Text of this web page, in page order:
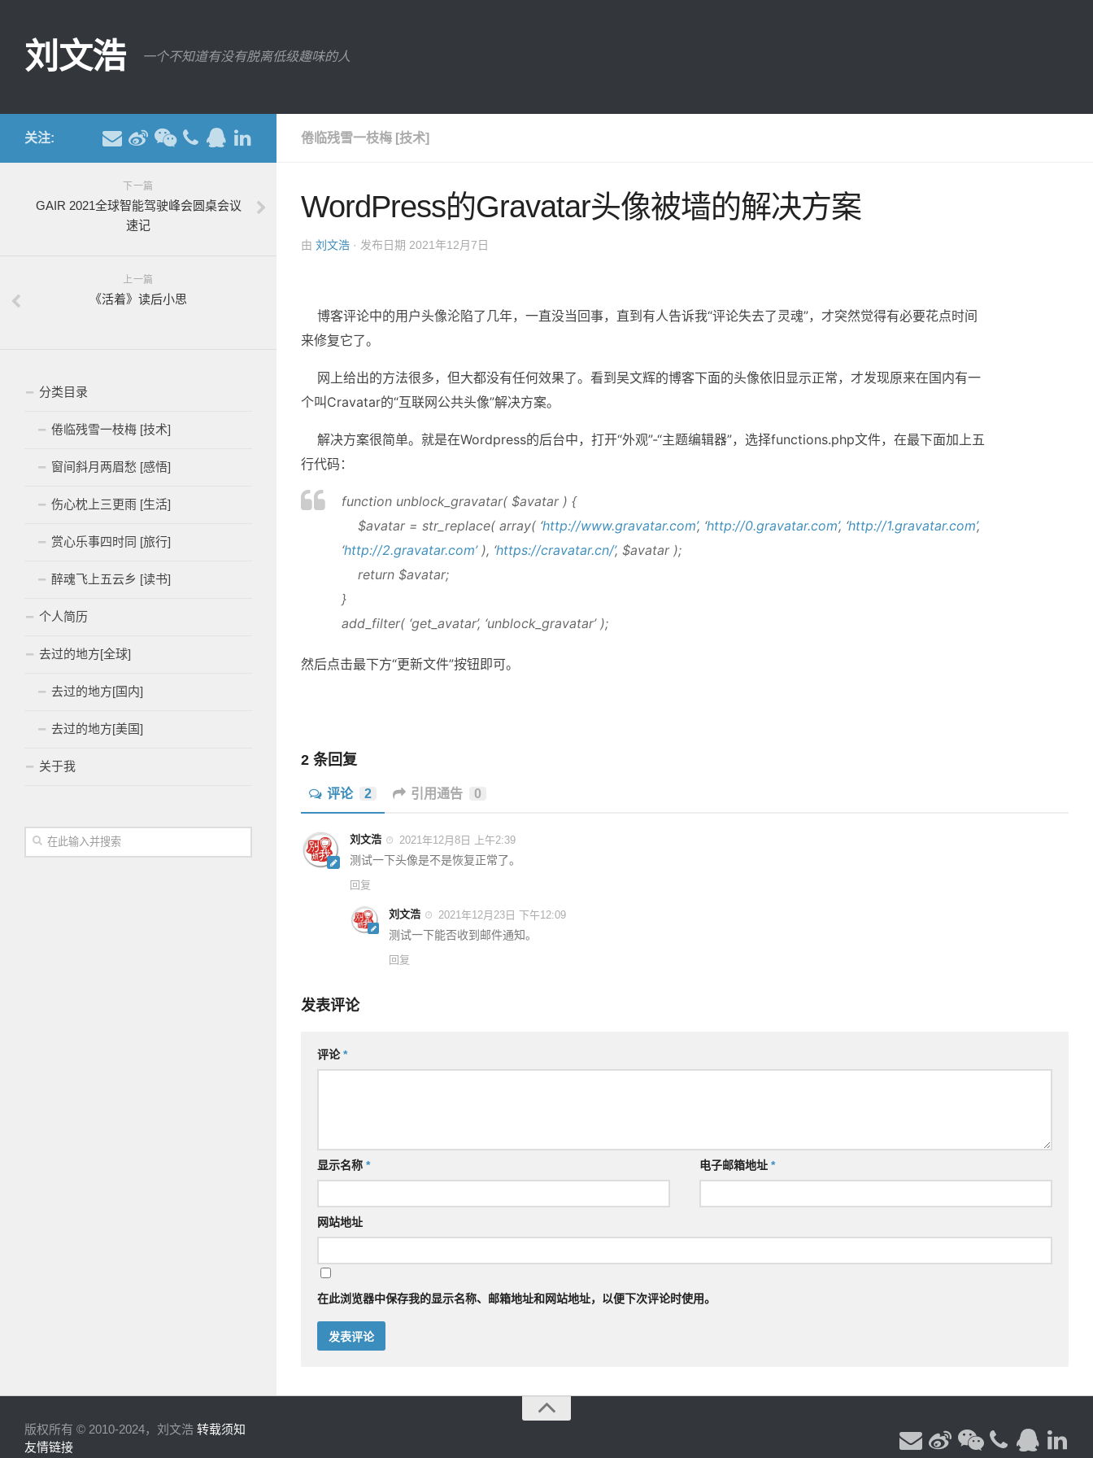
刘文浩 一个不知道有没有脱离低级趣味的人
倦临残雪一枝梅 [技术]
WordPress的Gravatar头像被墙的解决方案
由 刘文浩 · 发布日期 2021年12月7日
博客评论中的用户头像沦陷了几年，一直没当回事，直到有人告诉我“评论失去了灵魂”，才突然觉得有必要花点时间
来修复它了。
网上给出的方法很多，但大都没有任何效果了。看到吴文辉的博客下面的头像依旧显示正常，才发现原来在国内有一
个叫Cravatar的“互联网公共头像”解决方案。
解决方案很简单。就是在Wordpress的后台中，打开“外观”-“主题编辑器”，选择functions.php文件，在最下面加上五
行代码：
function unblock_gravatar( $avatar ) {
$avatar = str_replace( array( ‘http://www.gravatar.com’, ‘http://0.gravatar.com’, ‘http://1.gravatar.com’,
‘http://2.gravatar.com’), ‘https://cravatar.cn/’, $avatar );
return $avatar;
}
add_filter( ‘get_avatar’, ‘unblock_gravatar’ );
然后点击最下方“更新文件”按钮即可。
2 条回复
评论 2 引用通告 0
刘文浩 2021年12月8日 上午2:39
测试一下头像是不是恢复正常了。
回复
刘文浩 2021年12月23日 下午12:09
测试一下能否收到邮件通知。
回复
发表评论
评论*
显示名称 * 电子邮箱地址*
网站地址
在此浏览器中保存我的显示名称、邮箱地址和网站地址，以便下次评论时使用。
关注:
下一篇
GAIR 2021全球智能驾驶峰会圆桌会议
速记
上一篇
《活着》读后小思
分类目录
倦临残雪一枝梅 [技术]
窗间斜月两眉愁 [感悟]
伤心枕上三更雨 [生活]
赏心乐事四时同 [旅行]
醉魂飞上五云乡 [读书]
个人简历
去过的地方[全球]
去过的地方[国内]
去过的地方[美国]
关于我
版权所有 © 2010-2024，刘文浩 转载须知
友情链接